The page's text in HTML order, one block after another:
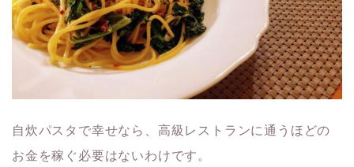
自炊パスタで幸せなら、高級レストランに通うほどの
お金を稼ぐ必要はないわけです。